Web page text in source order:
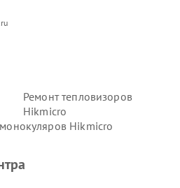
Ремонт тепловизоров
Hikmicro
Hikmicro